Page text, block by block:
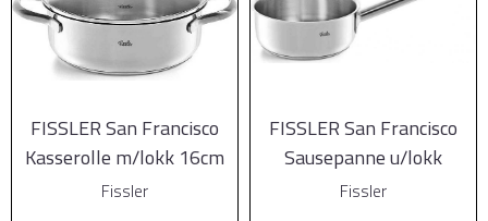
FISSLER San Francisco
Kasserolle m/lokk 16cm
Fissler
FISSLER San Francisco
Sausepanne u/lokk
16cm
Fissler